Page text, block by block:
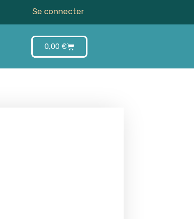
Se connecter
0,00 €